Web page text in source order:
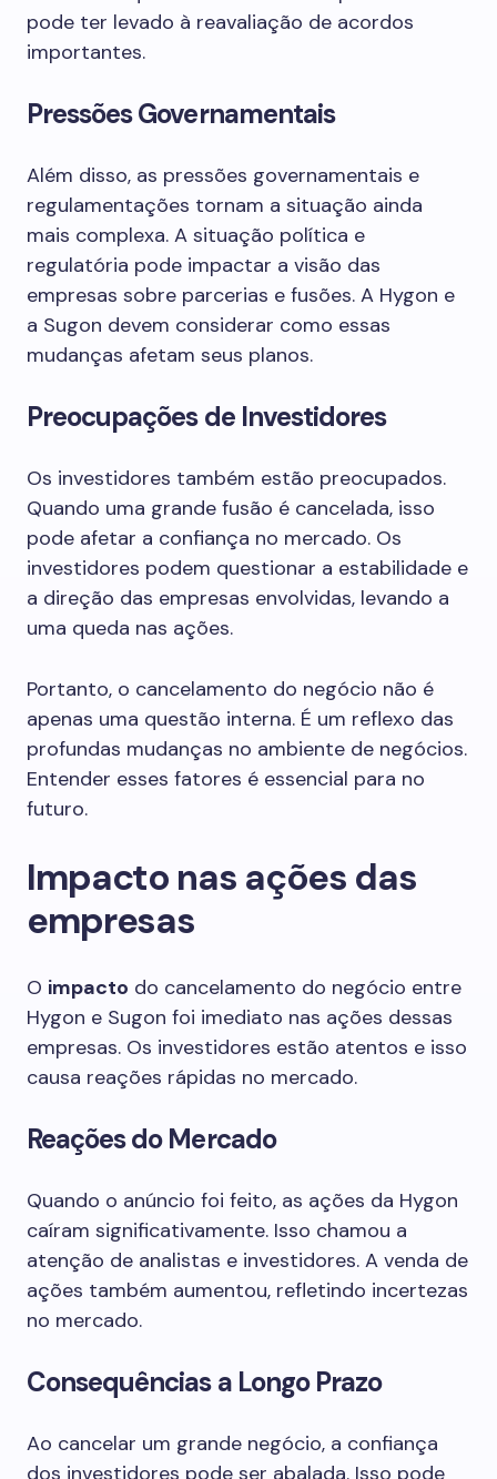
pode ter levado à reavaliação de acordos
importantes.
Pressões Governamentais
Além disso, as pressões governamentais e
regulamentações tornam a situação ainda
mais complexa. A situação política e
regulatória pode impactar a visão das
empresas sobre parcerias e fusões. A Hygon e
a Sugon devem considerar como essas
mudanças afetam seus planos.
Preocupações de Investidores
Os investidores também estão preocupados.
Quando uma grande fusão é cancelada, isso
pode afetar a confiança no mercado. Os
investidores podem questionar a estabilidade e
a direção das empresas envolvidas, levando a
uma queda nas ações.
Portanto, o cancelamento do negócio não é
apenas uma questão interna. É um reflexo das
profundas mudanças no ambiente de negócios.
Entender esses fatores é essencial para no
futuro.
Impacto nas ações das
empresas
O impacto do cancelamento do negócio entre
Hygon e Sugon foi imediato nas ações dessas
empresas. Os investidores estão atentos e isso
causa reações rápidas no mercado.
Reações do Mercado
Quando o anúncio foi feito, as ações da Hygon
caíram significativamente. Isso chamou a
atenção de analistas e investidores. A venda de
ações também aumentou, refletindo incertezas
no mercado.
Consequências a Longo Prazo
Ao cancelar um grande negócio, a confiança
dos investidores pode ser abalada. Isso pode